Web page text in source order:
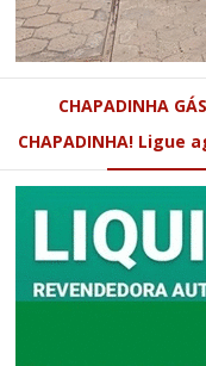
CHAPADINHA
CHAPADINHA!